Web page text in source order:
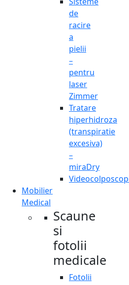
de
racire
a
pielii
–
pentru
laser
Zimmer
Tratare
hiperhidroza
(transpiratie
excesiva)
–
miraDry
Mobilier
Medical
Scaune
si
fotolii
medicale
Fotolii